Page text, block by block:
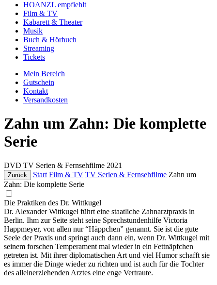
HOANZL empfiehlt
Film & TV
Kabarett & Theater
Musik
Buch & Hörbuch
Streaming
Tickets
Mein Bereich
Gutschein
Kontakt
Versandkosten
Zahn um Zahn: Die komplette
Serie
DVD TV Serien & Fernsehfilme 2021
Zurück Start Film & TV TV Serien & Fernsehfilme Zahn um
Zahn: Die komplette Serie
Die Praktiken des Dr. Wittkugel
Dr. Alexander Wittkugel führt eine staatliche Zahnarztpraxis in
Berlin. Ihm zur Seite steht seine Sprechstundenhilfe Victoria
Happmeyer, von allen nur “Häppchen” genannt. Sie ist die gute
Seele der Praxis und springt auch dann ein, wenn Dr. Wittkugel mit
seinem forschen Temperament mal wieder in ein Fettnäpfchen
getreten ist. Mit ihrer diplomatischen Art und viel Humor schafft sie
es immer die Dinge wieder zu richten und ist auch für die Tochter
des alleinerziehenden Arztes eine enge Vertraute.